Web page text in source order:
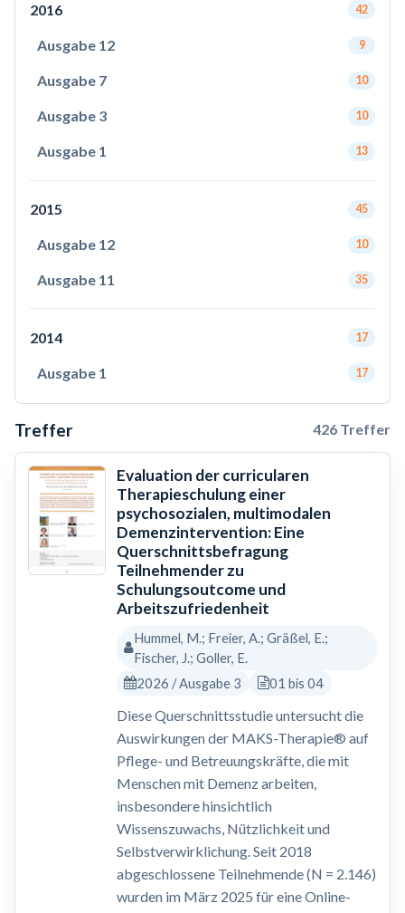
2016 42
Ausgabe 12 9
Ausgabe 7 10
Ausgabe 3 10
Ausgabe 1 13
2015 45
Ausgabe 12 10
Ausgabe 11 35
2014 17
Ausgabe 1 17
Treffer 426 Treffer
Evaluation der curricularen
Therapieschulung einer
psychosozialen, multimodalen
Demenzintervention: Eine
Querschnittsbefragung
Teilnehmender zu
Schulungsoutcome und
Arbeitszufriedenheit
Hummel, M.; Freier, A.; Gräßel, E.;
Fischer, J.; Goller, E.
2026 / Ausgabe 3
01 bis 04
Diese Querschnittsstudie untersucht die
Auswirkungen der MAKS-Therapie® auf
Pflege- und Betreuungskräfte, die mit
Menschen mit Demenz arbeiten,
insbesondere hinsichtlich
Wissenszuwachs, Nützlichkeit und
Selbstverwirklichung. Seit 2018
abgeschlossene Teilnehmende (N = 2.146)
wurden im März 2025 für eine Online-